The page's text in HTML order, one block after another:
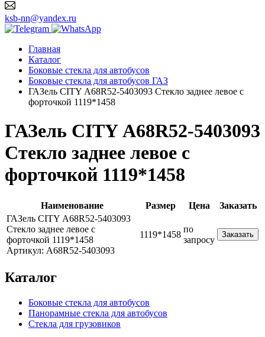
ksb-nn@yandex.ru
Главная
Каталог
Боковые стекла для автобусов
Боковые стекла для автобусов ГАЗ
ГАЗель CITY А68R52-5403093 Стекло заднее левое с
форточкой 1119*1458
ГАЗель CITY А68R52-5403093
Стекло заднее левое с
форточкой 1119*1458
Наименование Размер Цена
Заказать
ГАЗель CITY А68R52-5403093
Стекло заднее левое с
форточкой 1119*1458
Артикул: А68R52-5403093
1119*1458
по
запросу
Заказать
Каталог
Боковые стекла для автобусов
Панорамные стекла для автобусов
Стекла для грузовиков